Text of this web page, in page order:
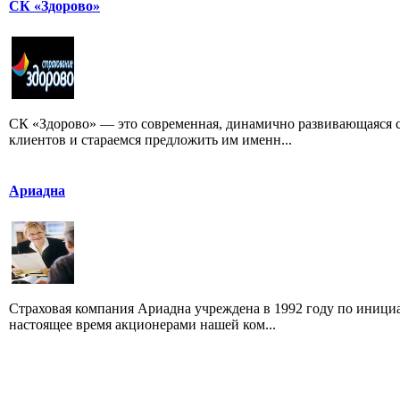
СК «Здорово»
СК «Здорово» — это современная, динамично
клиентов и стараемся предложить им именн...
Ариадна
Страховая компания Ариадна учреждена в 1992 году по
настоящее время акционерами нашей ком...